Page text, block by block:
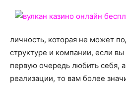
личность, которая не может
структуре и компании, если
первую очередь любить себя,
реализации, то вам более